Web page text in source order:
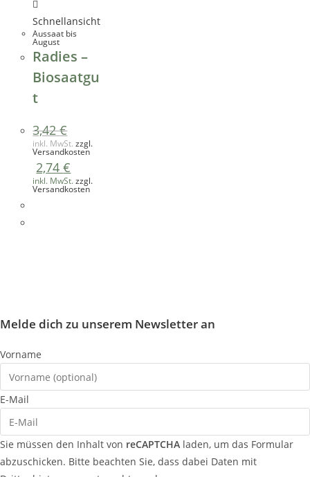
Schnellansicht
Aussaat bis
August
Radies –
Biosaatgu
t
Ursprünglicher
Preis
war:
3,42 €
3,42€Preis
ist:
3,42 €.
inkl. MwSt.zzgl.
Versandkosten
2,74€
inkl. MwSt.zzgl.
Versandkosten
Melde dich zu unserem Newsletter an
Vorname
E-Mail
Sie müssen den Inhalt von reCAPTCHA laden, um das Formular
abzuschicken. Bitte beachten Sie, dass dabei Daten mit